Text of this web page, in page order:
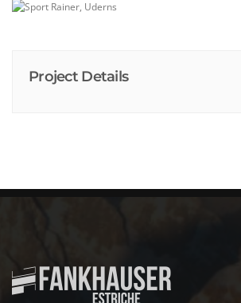
Project Details